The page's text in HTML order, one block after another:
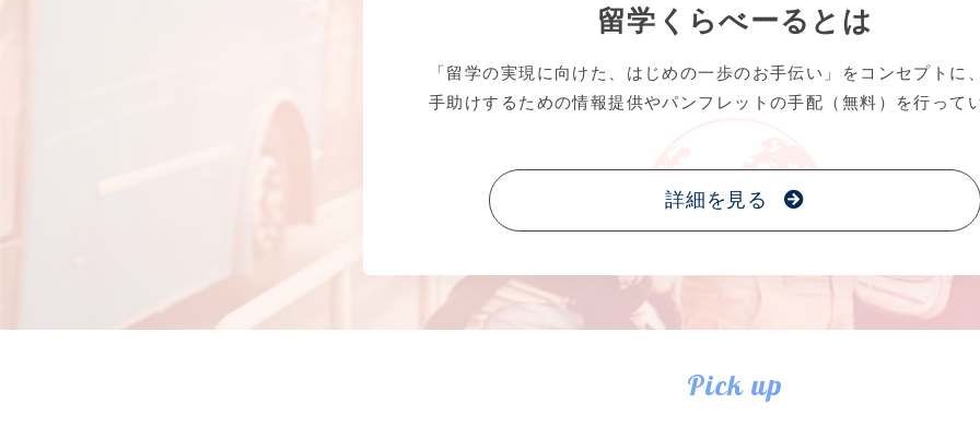
留学くらべーるとは
「留学の実現に向けた、はじめの一歩のお手伝い」をコンセプトに
手助けするための情報提供やパンフレットの手配（無料）を行って
詳細を見る
Pick up